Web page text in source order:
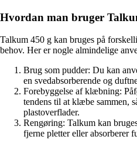
Hvordan man bruger
Talkum 450 g kan bruges på
behov. Her er nogle almindelige
Brug som pudder: Du kan
en svedabsorberende og
Forebyggelse af klæbning:
tendens til at klæbe sammen,
plastoverflader.
Rengøring: Talkum kan
fjerne pletter eller absorberer